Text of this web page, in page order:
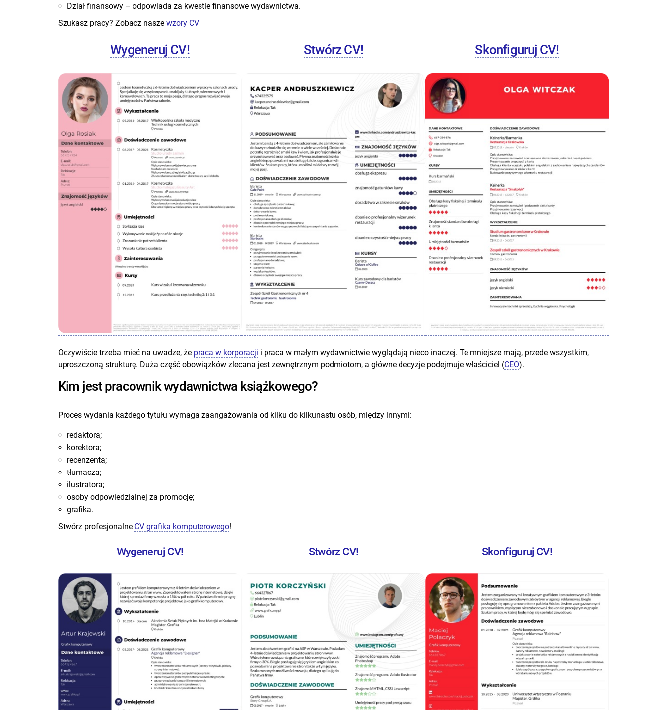
Dział finansowy – odpowiada za kwestie finansowe wydawnictwa.
Szukasz pracy? Zobacz nasze wzory CV:
Wygeneruj CV! Stwórz CV! Skonfiguruj CV!
Oczywiście trzeba mieć na uwadze, że praca w korporacji i praca w małym wydawnictwie wyglądają nieco inaczej. Te mniejsze mają, przede wszystkim,
uproszczoną strukturę. Duża część obowiązków zlecana jest zewnętrznym podmiotom, a główne decyzje podejmuje właściciel (CEO).
Kim jest pracownik wydawnictwa książkowego?
Proces wydania każdego tytułu wymaga zaangażowania od kilku do kilkunastu osób, między innymi:
redaktora;
korektora;
recenzenta;
tłumacza;
ilustratora;
osoby odpowiedzialnej za promocję;
grafika.
Stwórz profesjonalne CV grafika komputerowego!
Wygeneruj CV! Stwórz CV! Skonfiguruj CV!